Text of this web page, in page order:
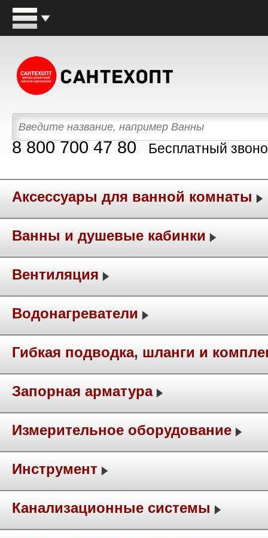
8 800 700 47 80 Бесплатный
Аксессуары для ванной комнаты
Ванны и душевые кабинки
Вентиляция
Водонагреватели
Гибкая подводка, шланги и
Запорная арматура
Измерительное оборудование
Инструмент
Канализационные системы